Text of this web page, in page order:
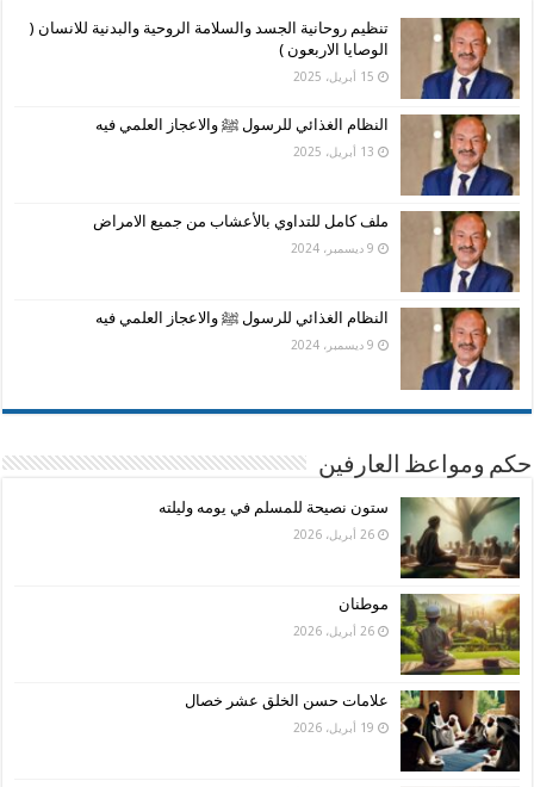
تنظيم روحانية الجسد والسلامة الروحية والبدنية للانسان (
الوصايا الاربعون )
15 أبريل، 2025
النظام الغذائي للرسول ﷺ والاعجاز العلمي فيه
13 أبريل، 2025
ملف كامل للتداوي بالأعشاب من جميع الامراض
9 ديسمبر، 2024
النظام الغذائي للرسول ﷺ والاعجاز العلمي فيه
9 ديسمبر، 2024
حكم ومواعظ العارفين
ستون نصيحة للمسلم في يومه وليلته
26 أبريل، 2026
موطنان
26 أبريل، 2026
علامات حسن الخلق عشر خصال
19 أبريل، 2026